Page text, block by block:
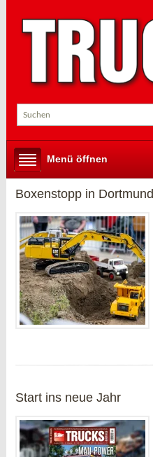
Menü öffnen
Boxenstopp in Dortmund
Start ins neue Jahr